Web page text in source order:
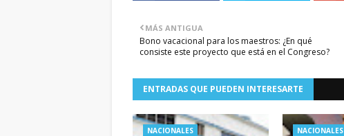
MÁS ANTIGUA
Bono vacacional para los maestros: ¿En qué
consiste este proyecto que está en el Congreso?
ENTRADAS QUE PUEDEN INTERESARTE
NACIONALES NACIONALES